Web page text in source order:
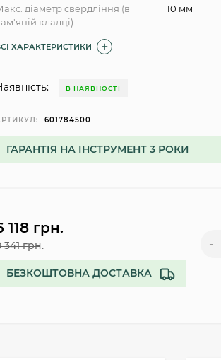
діаметр свердління (в
кладці)
10 мм
ХАРАКТЕРИСТИКИ
В НАЯВНОСТІ
601784500
ГАРАНТІЯ НА ІНСТРУМЕНТ 3 РОКИ
118 грн.
341 грн.
БЕЗКОШТОВНА ДОСТАВКА
-